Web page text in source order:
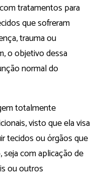
tratamentos para
que sofreram
trauma ou
o objetivo dessa
normal do
totalmente
visto que ela visa
tecidos ou órgãos que
com aplicação de
ou outros